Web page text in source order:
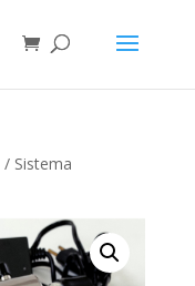
/ Sistema